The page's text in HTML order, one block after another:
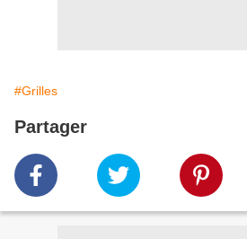
#Grilles
Partager